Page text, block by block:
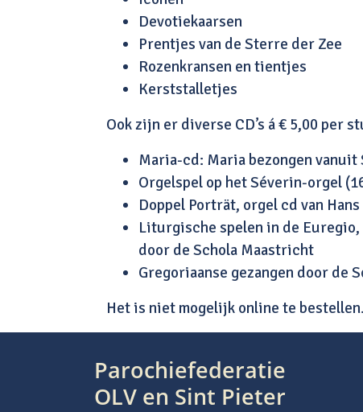
Devotiekaarsen
Prentjes van de Sterre der Zee
Rozenkransen en tientjes
Kerststalletjes
Ook zijn er diverse CD’s á € 5,00 per
Maria-cd: Maria bezongen vanuit
Orgelspel op het Séverin-orgel
Doppel Porträt, orgel cd van
Liturgische spelen in de
door de Schola Maastricht
Gregoriaanse gezangen door de
Het is niet mogelijk online te bestellen.
Parochiefederatie
OLV en Sint Pieter